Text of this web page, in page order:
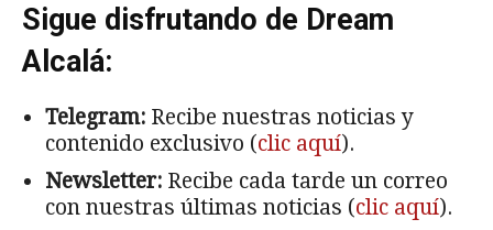
Sigue disfrutando de Dream
Alcalá:
Telegram: Recibe nuestras noticias y
contenido exclusivo (clic aquí).
Newsletter: Recibe cada tarde un correo
con nuestras últimas noticias (clic aquí).